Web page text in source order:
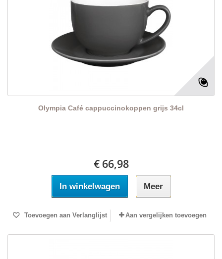
Olympia Café cappuccinokoppen grijs 34cl
€ 66,98
In winkelwagen Meer
Toevoegen aan Verlanglijst Aan vergelijken toevoegen